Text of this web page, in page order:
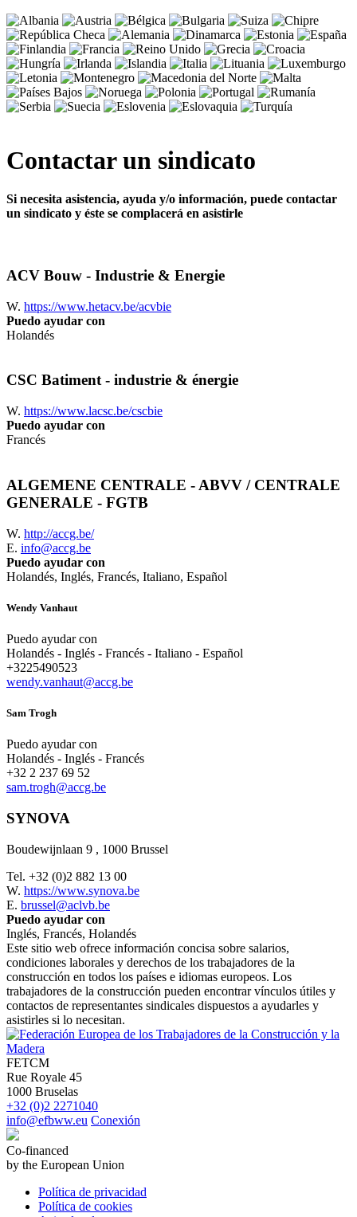
Contactar un sindicato
Si necesita asistencia, ayuda y/o información, puede contactar
un sindicato y éste se complacerá en asistirle
ACV Bouw - Industrie & Energie
W. https://www.hetacv.be/acvbie
Puedo ayudar con
Holandés
CSC Batiment - industrie & énergie
W. https://www.lacsc.be/cscbie
Puedo ayudar con
Francés
ALGEMENE CENTRALE - ABVV / CENTRALE
GENERALE - FGTB
W. http://accg.be/
E. info@accg.be
Puedo ayudar con
Holandés, Inglés, Francés, Italiano, Español
Wendy Vanhaut
Puedo ayudar con
Holandés - Inglés - Francés - Italiano - Español
+3225490523
wendy.vanhaut@accg.be
Sam Trogh
Puedo ayudar con
Holandés - Inglés - Francés
+32 2 237 69 52
sam.trogh@accg.be
SYNOVA
Boudewijnlaan 9 , 1000 Brussel
Tel. +32 (0)2 882 13 00
W. https://www.synova.be
E. brussel@aclvb.be
Puedo ayudar con
Inglés, Francés, Holandés
Este sitio web ofrece información concisa sobre salarios,
condiciones laborales y derechos de los trabajadores de la
construcción en todos los países e idiomas europeos. Los
trabajadores de la construcción pueden encontrar vínculos útiles y
contactos de representantes sindicales dispuestos a ayudarles y
asistirles si lo necesitan.
FETCM
Rue Royale 45
1000 Bruselas
+32 (0)2 2271040
info@efbww.eu Conexión
Co-financed
by the European Union
Política de privacidad
Política de cookies